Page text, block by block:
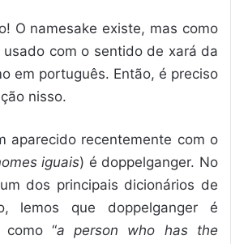
O namesake existe, mas como
com o sentido de xará da
em português. Então, é preciso
nisso.
aparecido recentemente com o
iguais) é doppelganger. No
dos principais dicionários de
lemos que doppelganger é
como “a person who has the